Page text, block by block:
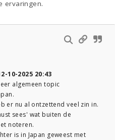
ervaringen.
10-2025 20:43
algemeen topic
er nu al ontzettend veel zin in.
sees' wat buiten de
noteren.
is in Japan geweest met